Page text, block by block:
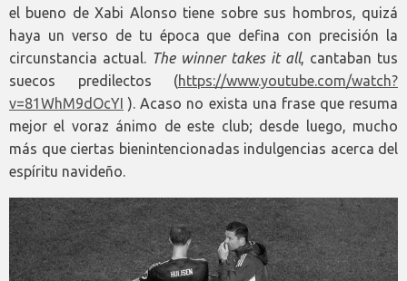
el bueno de Xabi Alonso tiene sobre sus hombros, quizá
haya un verso de tu época que defina con precisión la
circunstancia actual. The winner takes it all, cantaban tus
suecos predilectos (https://www.youtube.com/watch?
v=81WhM9dOcYI ). Acaso no exista una frase que resuma
mejor el voraz ánimo de este club; desde luego, mucho
más que ciertas bienintencionadas indulgencias acerca del
espíritu navideño.